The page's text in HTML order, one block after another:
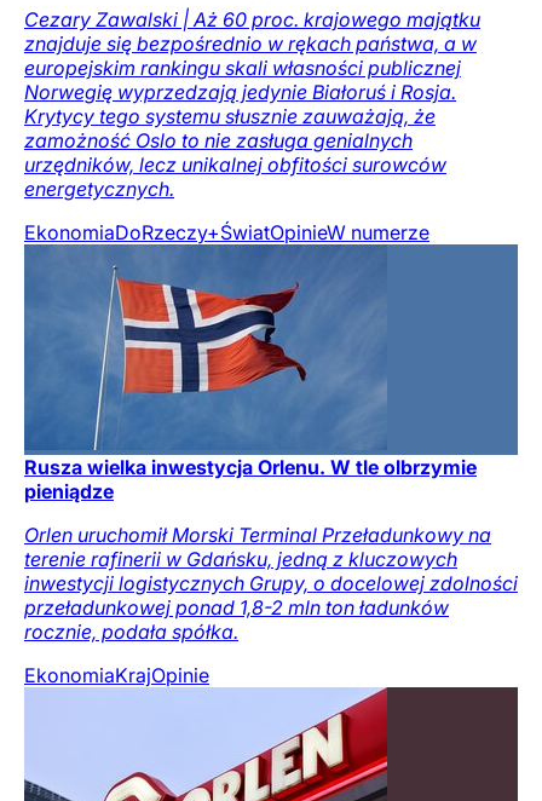
Cezary Zawalski | Aż 60 proc. krajowego majątku
znajduje się bezpośrednio w rękach państwa, a w
europejskim rankingu skali własności publicznej
Norwegię wyprzedzają jedynie Białoruś i Rosja.
Krytycy tego systemu słusznie zauważają, że
zamożność Oslo to nie zasługa genialnych
urzędników, lecz unikalnej obfitości surowców
energetycznych.
EkonomiaDoRzeczy+ŚwiatOpinieW numerze
Rusza wielka inwestycja Orlenu. W tle olbrzymie
pieniądze
Orlen uruchomił Morski Terminal Przeładunkowy na
terenie rafinerii w Gdańsku, jedną z kluczowych
inwestycji logistycznych Grupy, o docelowej zdolności
przeładunkowej ponad 1,8-2 mln ton ładunków
rocznie, podała spółka.
EkonomiaKrajOpinie